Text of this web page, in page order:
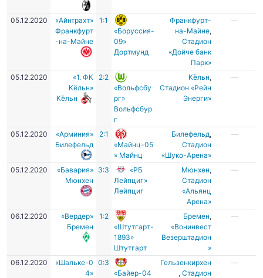
05.12.2020
«Айнтрахт»
Франкфурт
-на-Майне
1:1
«Боруссия-
09»
Дортмунд
Франкфурт-
на-Майне,
Стадион
«Дойче банк
Парк»
—
05.12.2020
«1. ФК
Кёльн»
Кёльн
2:2
«Вольфсбу
рг»
Вольфсбур
г
Кёльн,
Стадион «Рейн
Энерги»
—
05.12.2020
«Арминия»
Билефельд
2:1
«Майнц-05
» Майнц
Билефельд,
Стадион
«Шуко-Арена»
—
05.12.2020
«Бавария»
Мюнхен
3:3
«РБ
Лейпциг»
Лейпциг
Мюнхен,
Стадион
«Альянц
Арена»
—
06.12.2020
«Вердер»
Бремен
1:2
«Штутгарт-
1893»
Штутгарт
Бремен,
«Вонинвест
Везерштадион
»
—
06.12.2020
«Шальке-0
4»
0:3
«Байер-04
Гельзенкирхен
,Стадион
—